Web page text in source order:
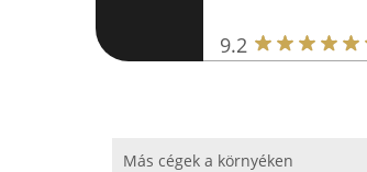
9.2
Más cégek a környéken